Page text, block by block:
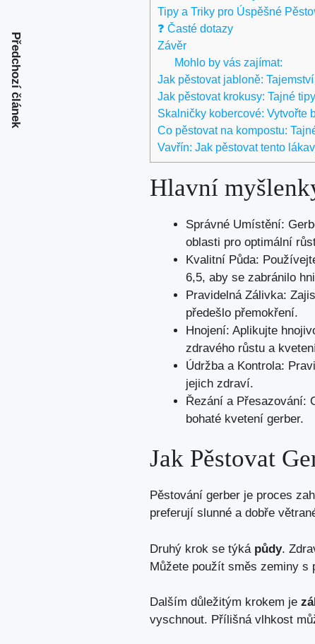
Tipy a Triky pro Úspěšné
❓ Časté dotazy
Závěr
Mohlo by vás zajímat:
Jak pěstovat jabloně:
Jak pěstovat krokusy: Tajné
Skalničky kobercové: Vytvořte
Co pěstovat na kompostu:
Vavřín: Jak pěstovat tento
Hlavní
Správné Umístění:
oblasti pro optimální
Kvalitní Půda:
6,5, aby se zabránilo
Pravidelná Zálivka:
předešlo přemokření.
Hnojení: Aplikujte
zdravého růstu a
Údržba a Kontrola:
jejich zdraví.
Řezání a Přesazování:
bohaté kvetení gerber.
Jak Pěstovat
Pěstování gerber je proces
preferují slunné a dobře
Druhý krok se týká půdy.
Můžete použít směs zeminy s
Dalším důležitým krokem je
vyschnout. Přílišná vlhkost
Předchozí článek